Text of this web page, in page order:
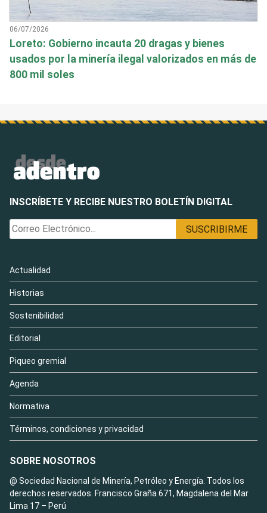
06/07/2026
Loreto: Gobierno incauta 20 dragas y bienes
usados por la minería ilegal valorizados en más de
800 mil soles
INSCRÍBETE Y RECIBE NUESTRO BOLETÍN DIGITAL
Actualidad
Historias
Sostenibilidad
Editorial
Piqueo gremial
Agenda
Normativa
Términos, condiciones y privacidad
SOBRE NOSOTROS
@ Sociedad Nacional de Minería, Petróleo y Energía. Todos los
derechos reservados. Francisco Graña 671, Magdalena del Mar
Lima 17 – Perú